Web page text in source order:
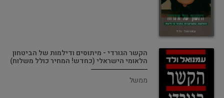
הקשר הגורדי - מיתוסים ודילמות של הביטחון
הלאומי הישראלי (כחדש! המחיר כולל משלוח)
ממשל